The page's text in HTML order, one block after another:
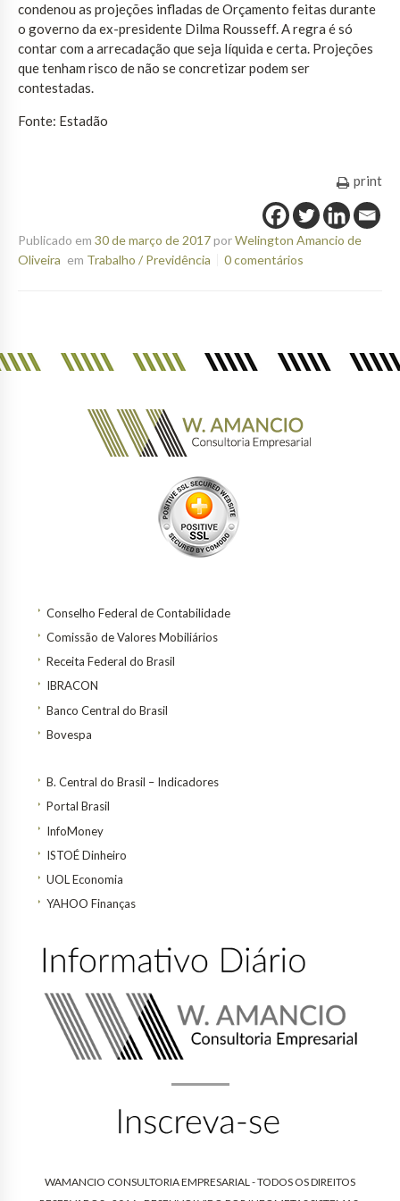
condenou as projeções infladas de Orçamento feitas durante
o governo da ex-presidente Dilma Rousseff. A regra é só
contar com a arrecadação que seja líquida e certa. Projeções
que tenham risco de não se concretizar podem ser
contestadas.
Fonte: Estadão
print
Publicado em 30 de março de 2017porWelington Amancio de
Oliveira em Trabalho / Previdência 0 comentários
Conselho Federal de Contabilidade
Comissão de Valores Mobiliários
Receita Federal do Brasil
IBRACON
Banco Central do Brasil
Bovespa
B. Central do Brasil – Indicadores
Portal Brasil
InfoMoney
ISTOÉ Dinheiro
UOL Economia
YAHOO Finanças
WAMANCIO CONSULTORIA EMPRESARIAL - TODOS OS DIREITOS